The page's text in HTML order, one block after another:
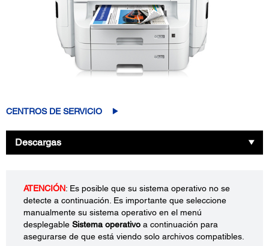
CENTROS DE SERVICIO
Descargas
ATENCIÓN: Es posible que su sistema operativo no se
detecte a continuación. Es importante que seleccione
manualmente su sistema operativo en el menú
desplegable Sistema operativo a continuación para
asegurarse de que está viendo solo archivos compatibles.